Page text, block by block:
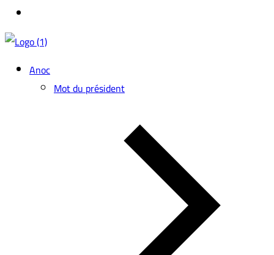
Anoc
Mot du président